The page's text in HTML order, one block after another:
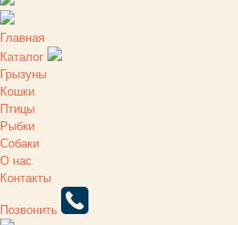
Главная
Каталог
Грызуны
Кошки
Птицы
Рыбки
Собаки
О нас
Контакты
Позвонить